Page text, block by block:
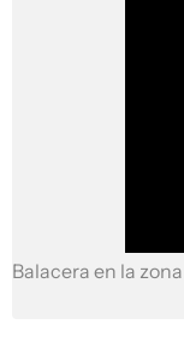
Balacera en la